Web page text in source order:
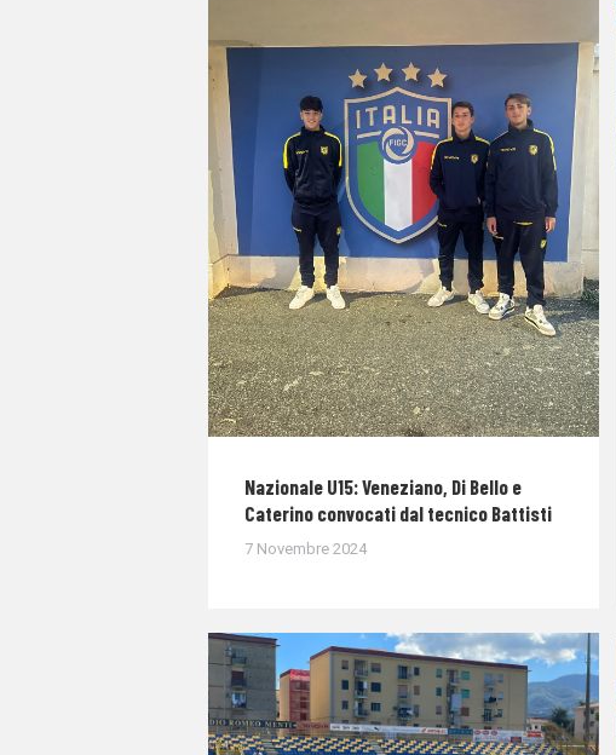
Nazionale U15: Veneziano, Di Bello e
Caterino convocati dal tecnico Battisti
7 Novembre 2024